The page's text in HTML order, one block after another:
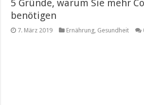
5 Gründe, warum Sie mehr
benötigen
7. März 2019 Ernährung, Gesundheit